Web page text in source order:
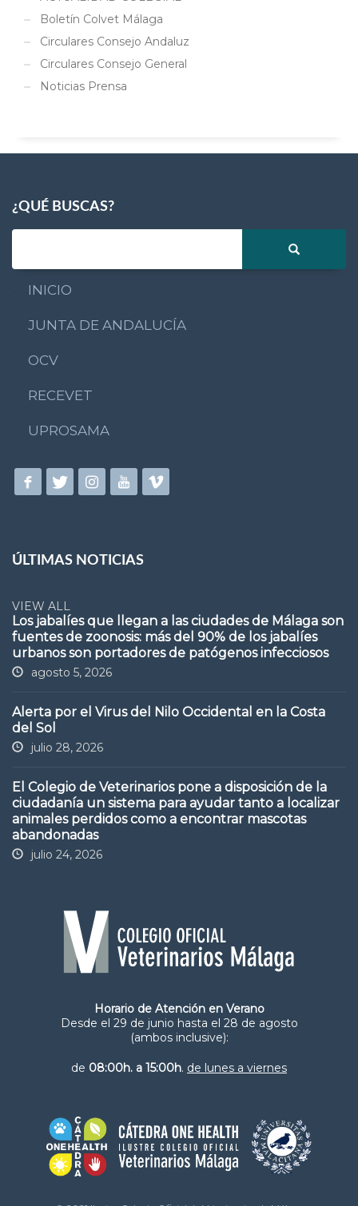
Boletín Colvet Málaga
Circulares Consejo Andaluz
Circulares Consejo General
Noticias Prensa
¿QUÉ BUSCAS?
INICIO
JUNTA DE ANDALUCÍA
OCV
RECEVET
UPROSAMA
ÚLTIMAS NOTICIAS
VIEW ALL
Los jabalíes que llegan a las ciudades de Málaga son
fuentes de zoonosis: más del 90% de los jabalíes
urbanos son portadores de patógenos infecciosos
agosto 5, 2026
Alerta por el Virus del Nilo Occidental en la Costa
del Sol
julio 28, 2026
El Colegio de Veterinarios pone a disposición de la
ciudadanía un sistema para ayudar tanto a localizar
animales perdidos como a encontrar mascotas
abandonadas
julio 24, 2026
Horario de Atención en Verano
Desde el 29 de junio hasta el 28 de agosto
(ambos inclusive):
de 08:00h. a 15:00h. de lunes a viernes